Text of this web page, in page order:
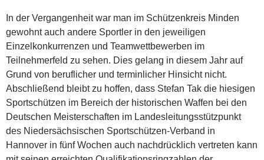
In der Vergangenheit war man im Schützenkreis Minden
gewohnt auch andere Sportler in den jeweiligen
Einzelkonkurrenzen und Teamwettbewerben im
Teilnehmerfeld zu sehen. Dies gelang in diesem Jahr auf
Grund von beruflicher und terminlicher Hinsicht nicht.
Abschließend bleibt zu hoffen, dass Stefan Tak die hiesigen
Sportschützen im Bereich der historischen Waffen bei den
Deutschen Meisterschaften im Landesleitungsstützpunkt
des Niedersächsischen Sportschützen-Verband in
Hannover in fünf Wochen auch nachdrücklich vertreten kann